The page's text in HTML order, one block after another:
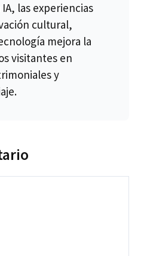
las experiencias
cultural,
mejora la
visitantes en
y